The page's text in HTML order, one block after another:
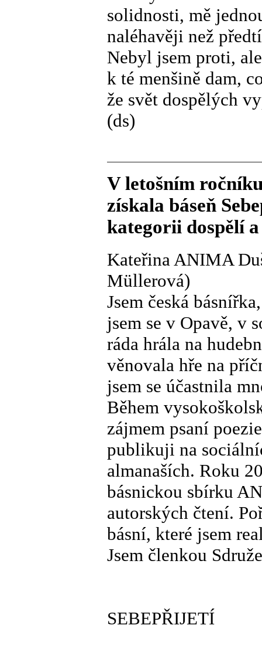
solidnosti, mě
naléhavěji než
Nebyl jsem proti,
k té menšině dam,
že svět dospělých
(ds)
V letošním
získala báseň
kategorii dospělí
Kateřina ANIMA
Müllerová)
Jsem česká
jsem se v Opavě, v
ráda hrála na
věnovala hře na
jsem se účastnila
Během
zájmem psaní
publikuji na
almanaších. Roku
básnickou sbírku
autorských čtení.
básní, které jsem
Jsem členkou
SEBEPŘIJETÍ